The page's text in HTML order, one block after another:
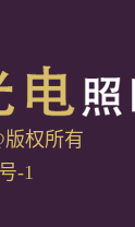
版权所有
-1